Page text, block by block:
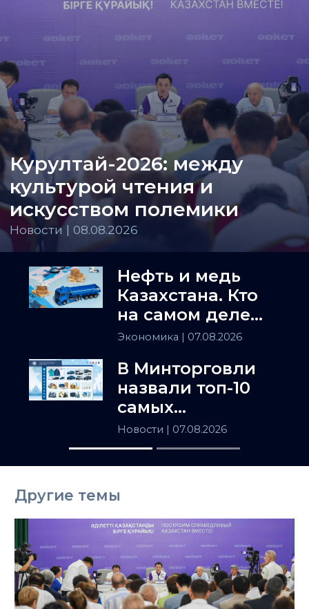
Курултай-2026: между
культурой чтения и
искусством полемики
Новости | 08.08.2026
Нефть и медь
Казахстана. Кто
на самом деле
держит
Азию
Экономика | 07.08.2026
В Минторговли
назвали топ-10
самых
популярных
товаров в
Казахстане
Новости | 07.08.2026
Другие темы